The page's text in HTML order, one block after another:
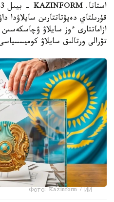
قۇرىلتاي دەپۋتاتتارىن
ازاماتتارى ءوز سايلاۋ ۋچاسكەسىن
تۋرالى ورتالىق سايلاۋ
Фото: Kazinform / ИИ